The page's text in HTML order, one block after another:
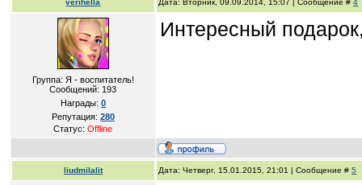
verihella Дата: Вторник, 09.09.2014, 15:07 | Сообщение # 4
Группа: Я - воспитатель!
Сообщений: 193
Награды: 0
Репутация: 280
Статус:Offline
Интересный
liudmilalit Дата: Четверг, 15.01.2015, 21:01 | Сообщение # 5